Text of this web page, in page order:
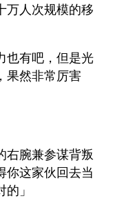
万人次规模的移
也有吧，但是光
果然非常厉害
右腕兼参谋背叛
你这家伙回去当
」